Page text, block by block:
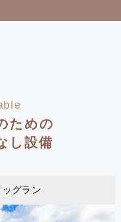
ための
し設備
グラン